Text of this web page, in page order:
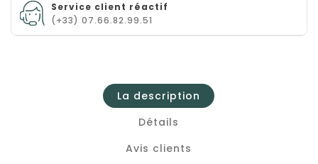
Service client réactif
(+33) 07.66.82.99.51
La description
Détails
Avis clients